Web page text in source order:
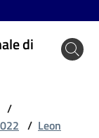
di
/
/ Leon